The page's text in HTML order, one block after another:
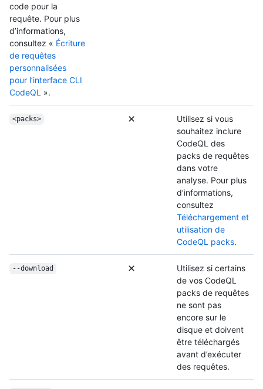
code pour la
requête. Pour plus
d’informations,
consultez « Écriture
de requêtes
personnalisées
pour l’interface CLI
CodeQL ».
<packs>
Utilisez si vous
souhaitez inclure
CodeQL des
packs de requêtes
dans votre
analyse. Pour plus
d’informations,
consultez
Téléchargement et
utilisation de
CodeQL packs.
--download
Utilisez si certains
de vos CodeQL
packs de requêtes
ne sont pas
encore sur le
disque et doivent
être téléchargés
avant d’exécuter
des requêtes.